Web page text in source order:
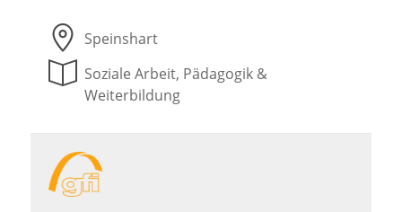
Speinshart
Soziale Arbeit, Pädagogik &
Weiterbildung